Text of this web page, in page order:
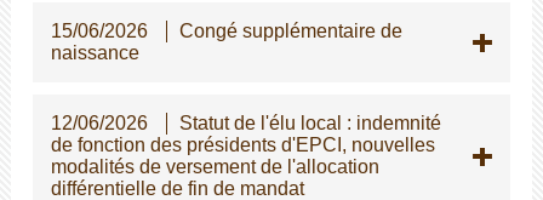
15/06/2026
Congé supplémentaire de
naissance
12/06/2026
Statut de l'élu local : indemnité
de fonction des présidents d'EPCI, nouvelles
modalités de versement de l'allocation
différentielle de fin de mandat